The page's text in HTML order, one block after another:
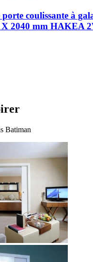
coulissante à
2040 mm HAKEA
Batiman